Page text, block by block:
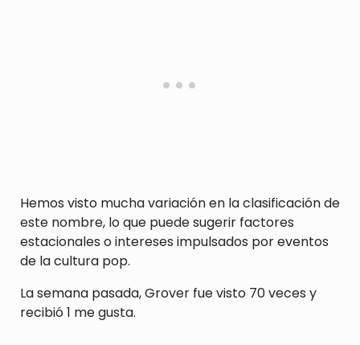
Hemos visto mucha variación en la clasificación de
este nombre, lo que puede sugerir factores
estacionales o intereses impulsados por eventos
de la cultura pop.
La semana pasada, Grover fue visto 70 veces y
recibió 1 me gusta.